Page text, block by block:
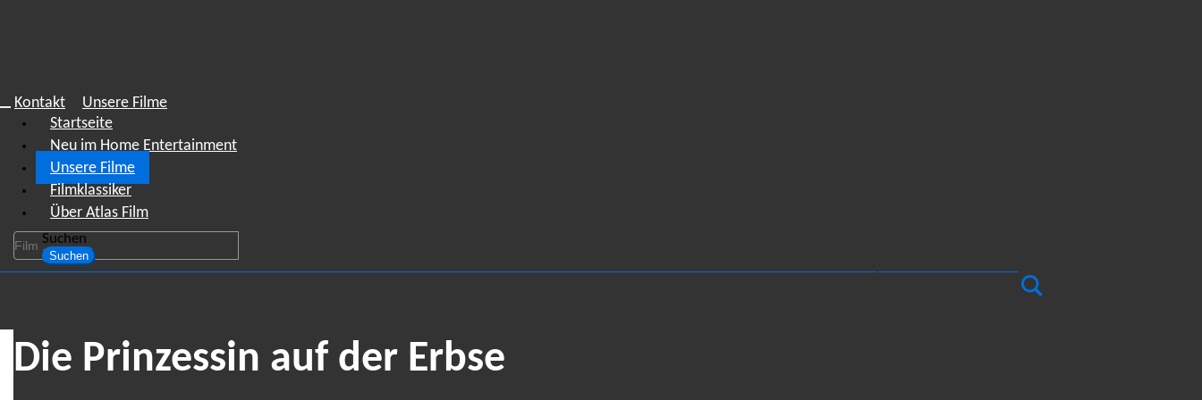
Kontakt
Unsere Filme
Startseite
Neu im Home Entertainment
Unsere Filme
Filmklassiker
Über Atlas Film
Suchen
Suchen
Die Prinzessin auf der Erbse